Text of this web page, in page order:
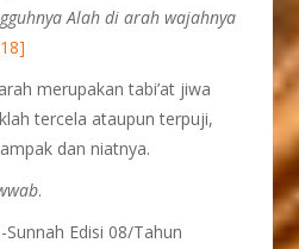
Alah di arah wajahnya
merupakan tabi’at jiwa
tercela ataupun terpuji,
dan niatnya.
.
Edisi 08/Tahun